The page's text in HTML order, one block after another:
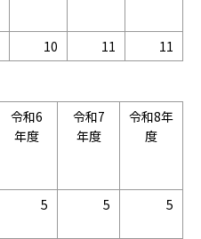
10 11
11
令和6
年度
令和7
年度
令和8年
度
5 5 5